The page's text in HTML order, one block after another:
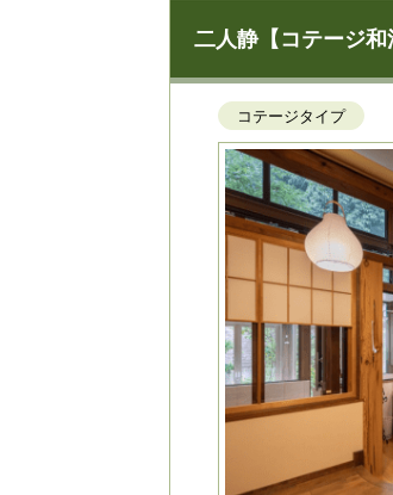
二人静【コテージ和
コテージタイプ